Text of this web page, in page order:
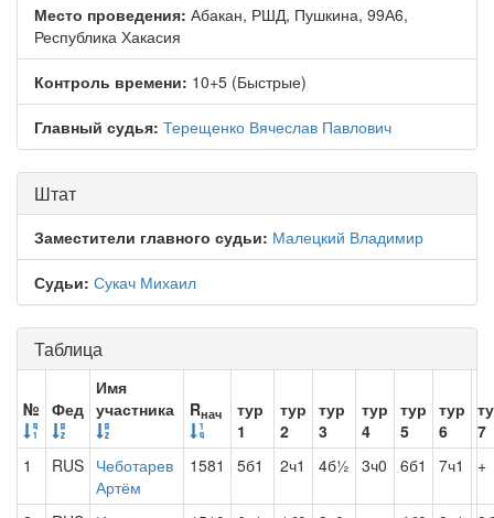
Место проведения: Абакан, РШД, Пушкина, 99А6,
Республика Хакасия
Контроль времени: 10+5 (Быстрые)
Главный судья: Терещенко Вячеслав Павлович
Штат
Заместители главного судьи: Малецкий Владимир
Судьи: Сукач Михаил
Таблица
№ Фед
Имя
участника
Rнач
тур
1
тур
2
тур
3
тур
4
тур
5
тур
6
7
1
RUS Чеботарев
Артём
1581 5б1 2ч1 4б½ 3ч0 6б1 7ч1 +